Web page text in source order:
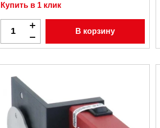
Купить в 1 клик
В корзину